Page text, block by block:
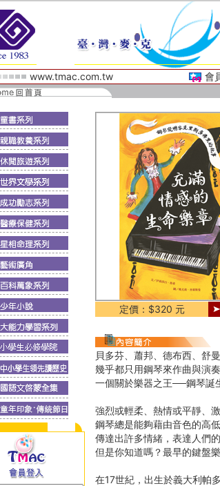
www.tmac.com.tw 會
定價：$320 元
貝多芬、蕭邦、德布西、舒
幾乎都只用鋼琴來作曲與演
一個關於樂器之王──鋼琴誕
強烈或輕柔、熱情或平靜、
鋼琴總是能夠藉由音色的高
傳達出許多情緒，表達人們的
但是你知道嗎？最早的鍵盤
在17世紀，出生於義大利帕